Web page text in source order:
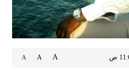
A
A
A